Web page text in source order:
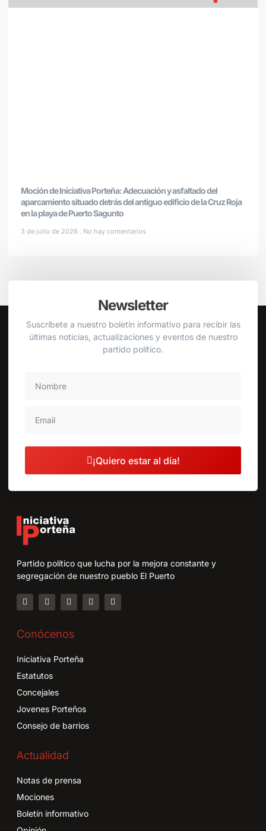
Moción de Iniciativa Porteña: Adecuación y asfaltado del
aparcamiento situado detrás del antiguo edificio de la Cruz Roja
en la playa de Puerto Sagunto
3 de julio de 2026 No hay comentarios
Newsletter
Suscríbete a nuestro boletín informativo para recibir las
últimas noticias, actualizaciones y eventos de nuestro
partido político.
¡Quiero estar al día!
Partido político que lucha por la mejora constante y
segregación de nuestro pueblo El Puerto
Conócenos
Iniciativa Porteña
Estatutos
Concejales
Jovenes Porteños
Consejo de barrios
Actualidad
Notas de prensa
Mociones
Boletín informativo